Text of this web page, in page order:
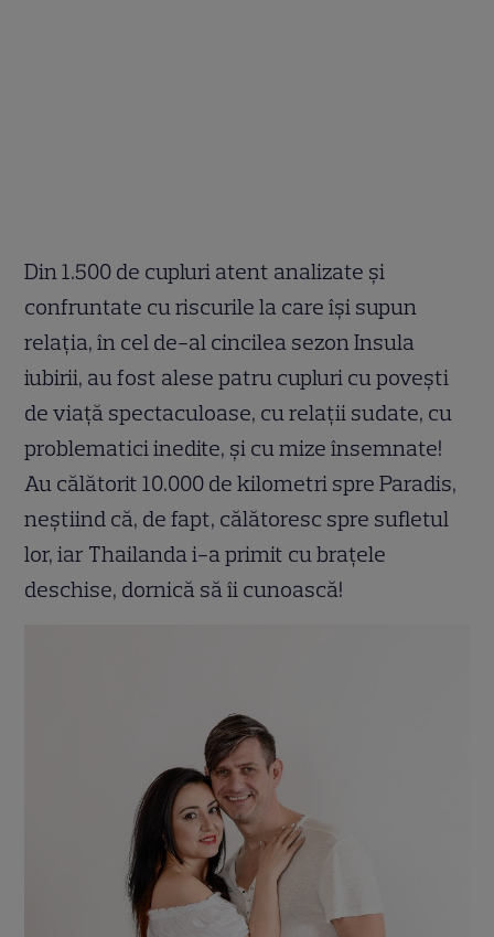
Din 1.500 de cupluri atent analizate și
confruntate cu riscurile la care își supun
relația, în cel de-al cincilea sezon Insula
iubirii, au fost alese patru cupluri cu povești
de viață spectaculoase, cu relații sudate, cu
problematici inedite, și cu mize însemnate!
Au călătorit 10.000 de kilometri spre Paradis,
neștiind că, de fapt, călătoresc spre sufletul
lor, iar Thailanda i-a primit cu brațele
deschise, dornică să îi cunoască!